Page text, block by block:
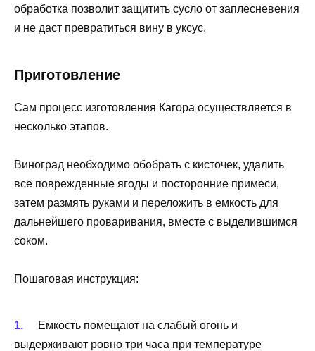
обработка позволит защитить сусло от заплесневения
и не даст превратиться вину в уксус.
Приготовление
Сам процесс изготовления Кагора осуществляется в
несколько этапов.
Виноград необходимо обобрать с кисточек, удалить
все поврежденные ягоды и посторонние примеси,
затем размять руками и переложить в емкость для
дальнейшего проваривания, вместе с выделившимся
соком.
Пошаговая инструкция:
Емкость помещают на слабый огонь и
выдерживают ровно три часа при температуре